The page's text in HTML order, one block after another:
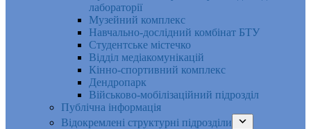
лабораторії
Музейний комплекс
Навчально-дослідний комбінат БТУ
Студентське містечко
Відділ медіакомунікацій
Кінно-спортивний комплекс
Дендропарк
Військово-мобілізаційний підрозділ
Публічна інформація
Відокремлені структурні підрозділи